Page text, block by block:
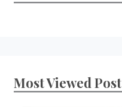
Most Viewed Post